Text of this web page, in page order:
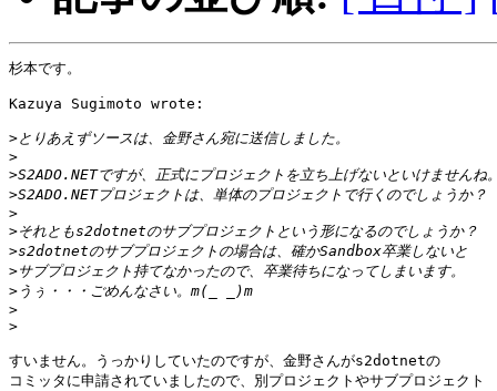
杉本です。
Kazuya Sugimoto wrote:
>
>
>
>
>
>
>
>
>
>
>
すいません。うっかりしていたのですが、金野さんがs2dotnetの
コミッタに申請されていましたので、別プロジェクトやサブプロジェクト